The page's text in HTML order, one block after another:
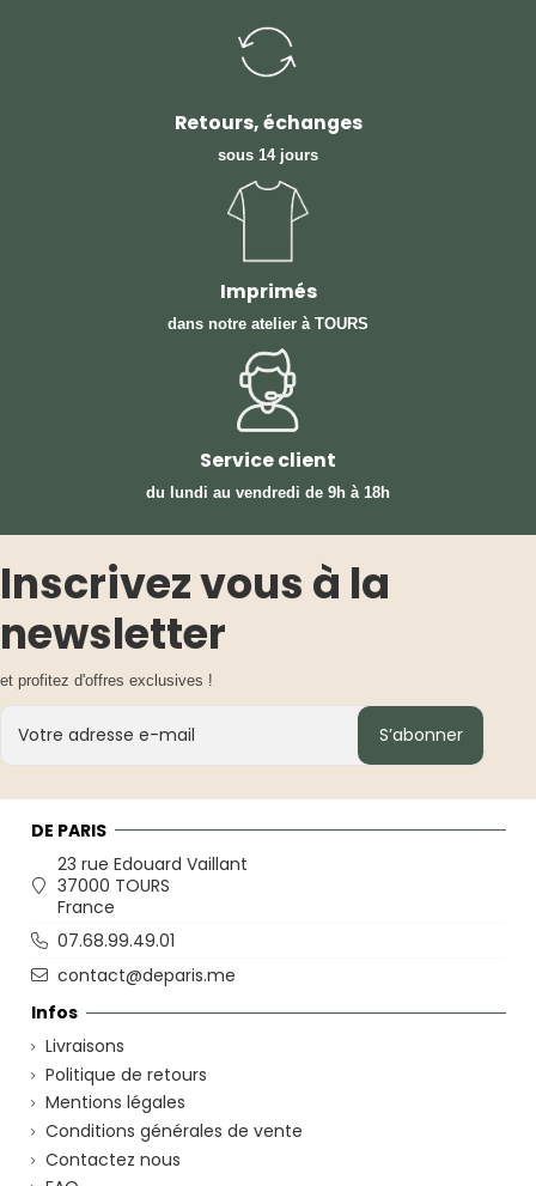
Retours, échanges
sous 14 jours
Imprimés
dans notre atelier à TOURS
Service client
du lundi au vendredi de 9h à 18h
Inscrivez vous à la
newsletter
et profitez d'offres exclusives !
S’abonner
Infos
Livraisons
Politique de retours
Mentions légales
Conditions générales de vente
Contactez nous
DE PARIS
23 rue Edouard Vaillant
37000 TOURS
France
07.68.99.49.01
contact@deparis.me